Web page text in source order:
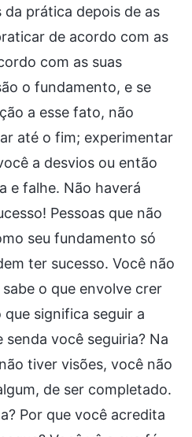
da prática depois de as
de acordo com as
com as suas
o fundamento, e se
a esse fato, não
até o fim; experimentar
a desvios ou então
e falhe. Não haverá
Pessoas que não
seu fundamento só
ter sucesso. Você não
o que envolve crer
que significa seguir a
senda você seguiria? Na
tiver visões, você não
de ser completado.
Por que você acredita